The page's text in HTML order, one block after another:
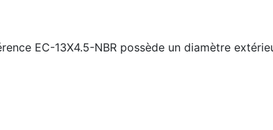
EC-13X4.5-NBR possède un diamètre